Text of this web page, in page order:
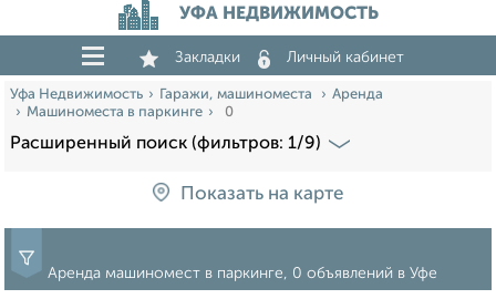
УФА НЕДВИЖИМОСТЬ
Закладки Личный кабинет
Уфа Недвижимость Гаражи, машиноместа
Аренда
Машиноместа в паркинге
0
Расширенный поиск (фильтров: 1/9)
Показать на карте
Аренда машиномест в паркинге, 0 объявлений в Уфе